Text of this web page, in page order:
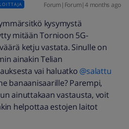
Forum|Forum|4 months ago
kysymystä
mitään Tornioon 5G-
ketju vastata. Sinulle on
ainakin Telian
vai haluatko @salattu
banaanisaarille? Parempi,
ainuttakaan vastausta, voit
helpottaa estojen laitot